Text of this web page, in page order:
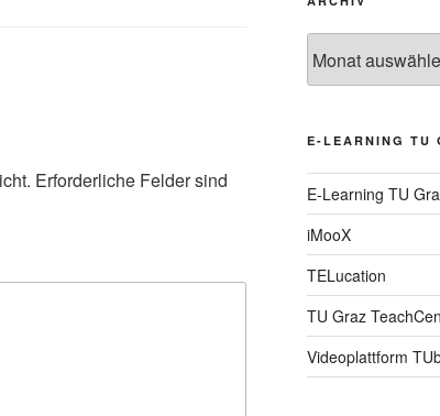
Erforderliche Felder sind
E-LEARNING TU
E-Learning TU
iMooX
TELucation
TU Graz
Videoplattform